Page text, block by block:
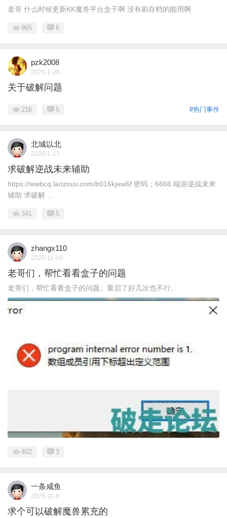
老哥 什么时候更新KK魔兽平台盒子啊 没有刷存档的能用啊
965 6
pzk2008
2026-1-28
关于破解问题
#热门事件
216 5
北城以北
2026-1-17
求破解逆战未来辅助
https://wwbcq.lanzouv.com/b016kjew6f 密码；6666 端游逆战未来
辅助 求破解 ...
341 5
zhangx110
2025-11-10
老哥们，帮忙看看盒子的问题
老哥们，帮忙看看盒子的问题。重启了好几次也不行。
402 3
一条咸鱼
2025-11-8
求个可以破解魔兽累充的